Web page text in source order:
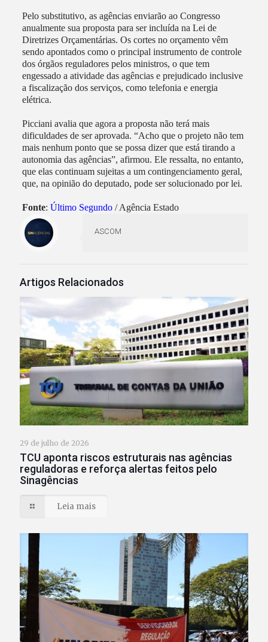
Pelo substitutivo, as agências enviarão ao Congresso
anualmente sua proposta para ser incluída na Lei de
Diretrizes Orçamentárias. Os cortes no orçamento vêm
sendo apontados como o principal instrumento de controle
dos órgãos reguladores pelos ministros, o que tem
engessado a atividade das agências e prejudicado inclusive
a fiscalização dos serviços, como telefonia e energia
elétrica.
Picciani avalia que agora a proposta não terá mais
dificuldades de ser aprovada. “Acho que o projeto não tem
mais nenhum ponto que se possa dizer que está tirando a
autonomia das agências”, afirmou. Ele ressalta, no entanto,
que elas continuam sujeitas a um contingenciamento geral,
que, na opinião do deputado, pode ser solucionado por lei.
Fonte: Último Segundo/ Agência Estado
ASCOM
Artigos Relacionados
29 de julho de 2026
TCU aponta riscos estruturais nas agências
reguladoras e reforça alertas feitos pelo
Sinagências
Leia mais